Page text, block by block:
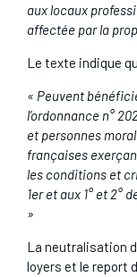
aux locaux
affectée par la
Le texte indique
« Peuvent
l’ordonnance n°
et personnes
françaises
les conditions et
1er et aux 1° et 2°
»
La neutralisation
loyers et le report